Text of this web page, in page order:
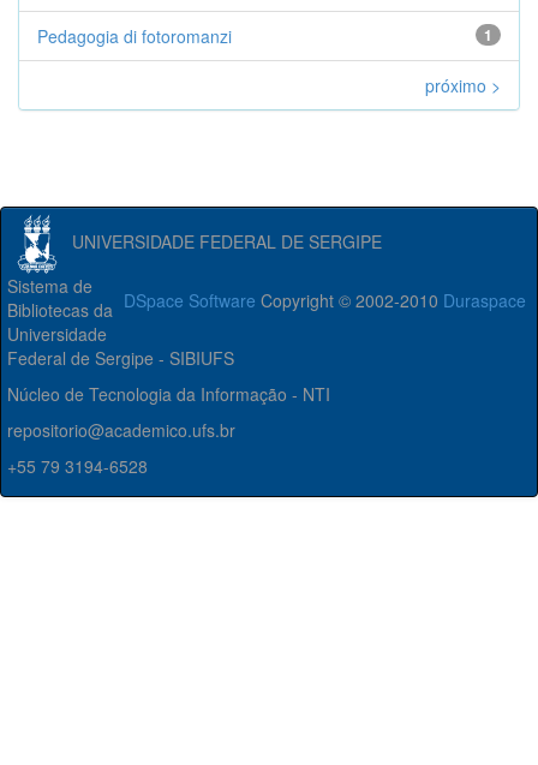
1
Pedagogia di fotoromanzi
próximo >
UNIVERSIDADE FEDERAL DE SERGIPE
DSpace Software Copyright © 2002-2010 Duraspace
Sistema de
Bibliotecas da
Universidade
Federal de Sergipe - SIBIUFS
Núcleo de Tecnologia da Informação - NTI
repositorio@academico.ufs.br
+55 79 3194-6528